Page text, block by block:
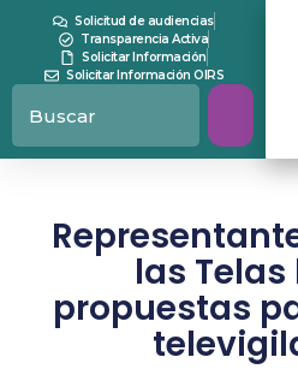
Solicitud de audiencias
Transparencia Activa
Solicitar Información
Solicitar Información OIRS
las
propuestas